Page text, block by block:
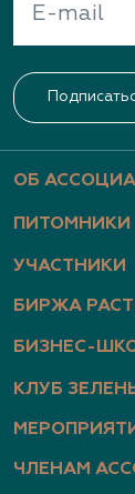
ОБ
ПИТОМНИКИ
УЧАСТНИКИ
БИРЖА
БИЗНЕС-
КЛУБ
ЧЛЕНАМ